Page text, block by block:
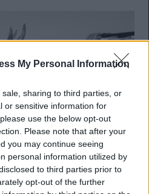
My Personal Information
sharing to third parties, or
or sensitive information for
use the below opt-out
Please note that after your
you may continue seeing
personal information utilized by
to third parties prior to
opt-out of the further
Esteves